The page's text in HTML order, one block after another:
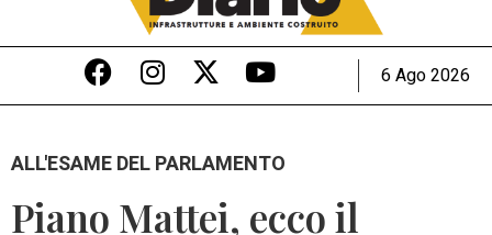
6 Ago 2026
ALL'ESAME DEL PARLAMENTO
Piano Mattei, ecco il